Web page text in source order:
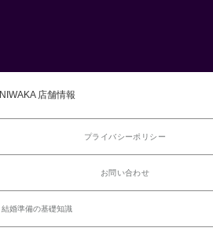
NIWAKA 店舗情報
プライバシーポリシー
お問い合わせ
結婚準備の基礎知識